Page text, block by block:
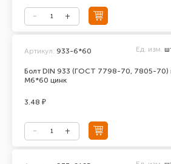
Болт DIN 933 (ГОСТ 7798-70, 7805-70)
М6*60 цинк
Артикул: 933-6*60 Ед. изм.
3.48 ₽